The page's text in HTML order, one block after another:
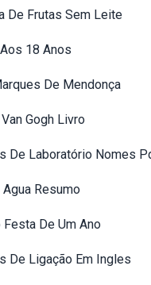
De Frutas Sem Leite
18 Anos
De Mendonça
Gogh Livro
De Laboratório Nomes
Agua Resumo
De Um Ano
De Ligação Em Ingles